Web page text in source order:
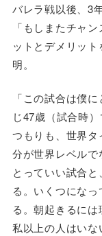
バレラ戦以後、3
「もしまたチャ
ットとデメリッ
明。
「この試合は僕
じ47歳（試合時
つもりも、世界
分が世界レベル
とっていい試合
る。いくつにな
る。朝起きるには
私以上の人はいな